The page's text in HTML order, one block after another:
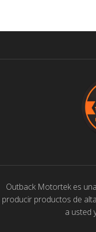
Outback Motortek es
producir productos de
a usted